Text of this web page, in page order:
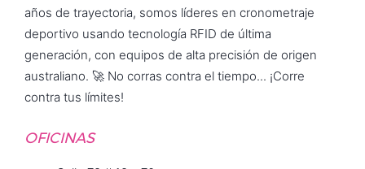
años de trayectoria, somos líderes en cronometraje
deportivo usando tecnología RFID de última
generación, con equipos de alta precisión de origen
australiano. 🚀 No corras contra el tiempo... ¡Corre
contra tus límites!
OFICINAS